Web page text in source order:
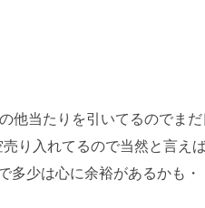
他当たりを引いてるのでま
り入れてるので当然と言え
多少は心に余裕があるかも・